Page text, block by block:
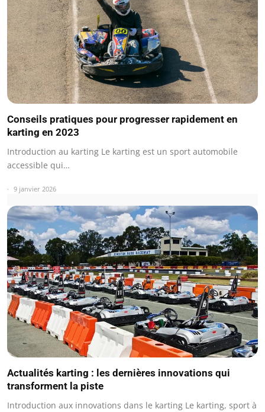
Conseils pratiques pour progresser rapidement en
karting en 2023
Introduction au karting Le karting est un sport automobile
accessible qui…
9 janvier 2026
Actualités karting : les dernières innovations qui
transforment la piste
Introduction aux innovations dans le karting Le karting, sport à